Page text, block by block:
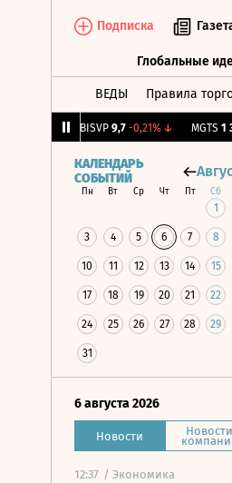
Подписка
Глобальные
ВЕДЫ Правила
BISVP 9,7 -0,21%↓ MGTS 1 326
КАЛЕНДАРЬ
СОБЫТИЙ
Пн Вт Ср Чт Пт Сб
1
3 4 5 6 7 8
10 11 12 13 14 15
17 18 19 20 21 22
24 25 26 27 28 29
31
6 августа 2026
Новости Новости
12:37 / Экономика